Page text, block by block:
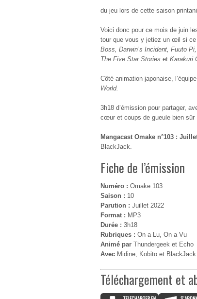
du jeu lors de cette saison
Voici donc pour ce mois de juin
tour que vous y jetiez un œil si ce
Boss, Darwin’s Incident, Fuuto
The Five Star Stories et Karakuri
Côté animation japonaise,
World.
3h18 d’émission pour partager,
cœur et coups de gueule bien sûr
Mangacast Omake n°103 :
BlackJack.
Fiche de l’émission
Numéro : Omake 103
Saison : 10
Parution : Juillet 2022
Format : MP3
Durée : 3h18
Rubriques : On a Lu, On a Vu
Animé par Thundergeek et Echo
Avec Midine, Kobito et BlackJack
Téléchargement et